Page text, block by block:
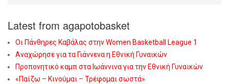
Latest from agapotobasket
Οι Πάνθηρες Καβάλας στην Women Basketball League 1
Αναχώρησε για τα Γιάννενα η Εθνική Γυναικών
Προπονητικό καμπ στα Ιωάννινα για την Εθνική Γυναικών
«Παίζω – Κινούμαι – Τρέφομαι σωστά»